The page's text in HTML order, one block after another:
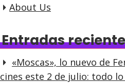
About Us
Entradas
«Moscas», lo nuevo de
cines este 2 de julio: todo